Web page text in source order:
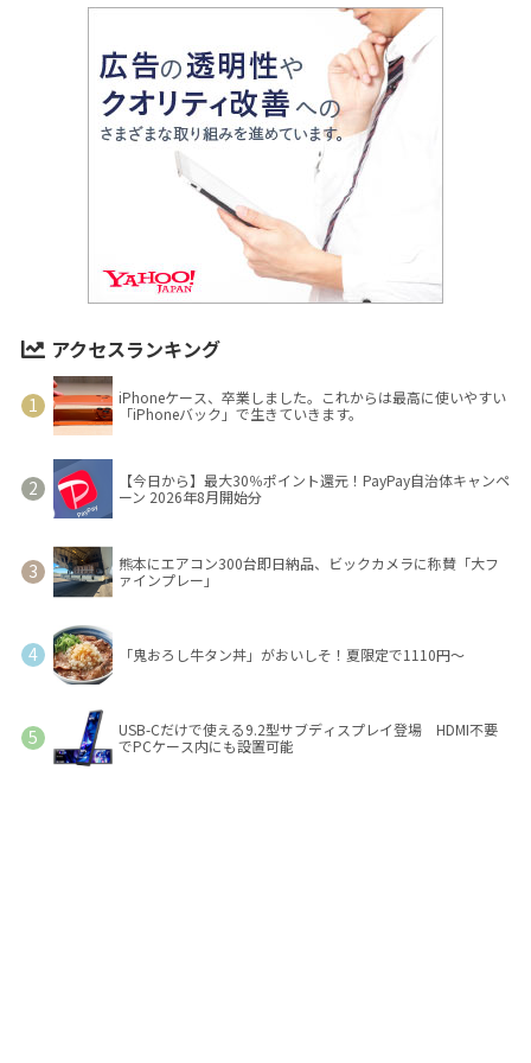
アクセスランキング
iPhoneケース、卒業しました。これからは最高に使いやすい
「iPhoneバック」で生きていきます。
【今日から】最大30％ポイント還元！PayPay自治体キャンペ
ーン 2026年8月開始分
熊本にエアコン300台即日納品、ビックカメラに称賛「大フ
ァインプレー」
「鬼おろし牛タン丼」がおいしそ！夏限定で1110円～
USB-Cだけで使える9.2型サブディスプレイ登場 HDMI不要
でPCケース内にも設置可能